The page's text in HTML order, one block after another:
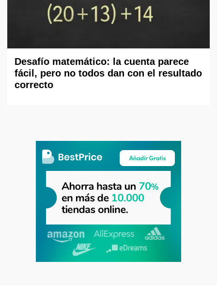
Desafío matemático: la cuenta parece
fácil, pero no todos dan con el resultado
correcto